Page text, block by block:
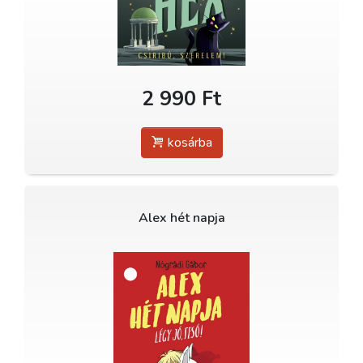
2 990 Ft
kosárba
Alex hét napja